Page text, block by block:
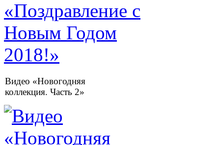
Видео «Новогодняя
коллекция. Часть 2»